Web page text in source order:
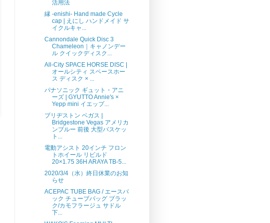
活用法
縁 -enishi- Hand made Cycle
cap | えにし ハンドメイド サ
イクルキャ...
Cannondale Quick Disc 3
Chameleon｜キャノンデー
ル クイックディスク...
All-City SPACE HORSE DISC |
オールシティ スペースホー
ス ディスク × ...
パナソニック ギュット・アニ
ーズ | GYUTTO Annie's ×
Yepp mini イエップ...
ブリヂストン ベガス |
Bridgestone Vegas アメリカ
ンブルー 前後 大型バスケッ
ト...
電動アシスト 20インチ フロン
トホイール リビルド
20×1.75 36H ARAYA TB-5...
2020/3/4（水）終日休業のお知
らせ
ACEPAC TUBE BAG / エースパ
ック チューブバッグ ブラッ
ク/カモフラージュ サドル
下...